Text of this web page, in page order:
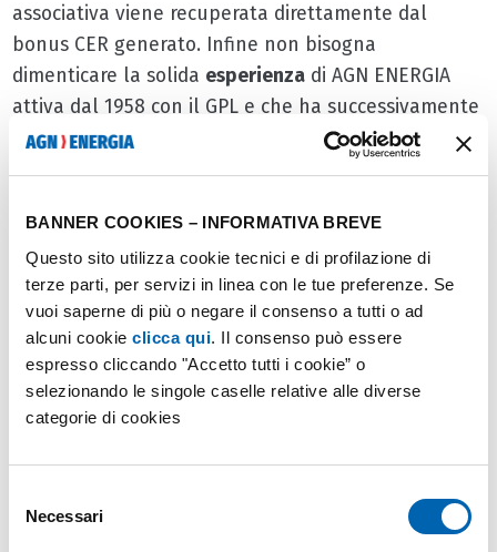
BANNER COOKIES – INFORMATIVA BREVE
Questo sito utilizza cookie tecnici e di profilazione di
terze parti, per servizi in linea con le tue preferenze. Se
vuoi saperne di più o negare il consenso a tutti o ad
alcuni cookie clicca qui. Il consenso può essere
espresso cliccando "Accetto tutti i cookie” o
selezionando le singole caselle relative alle diverse
categorie di cookies
delNecessari
associativa viene recuperata direttamente dal
bonus CER generato. Infine non bisogna
dimenticare la solida esperienzadi AGN ENERGIA
attiva dal 1958 con il GPL e che ha successivamente
diversificato la propria attività nel settore
questo specifico ambito: basti pensare alla
comunità energetica sperimentale di Isola d'Asti
(frazione Repergo)che prima in Italia per potenza
condivisa (con 171 kW) e la 34^ comunità realizzata
su territorio nazionale.
Come funziona la remunerazione in
una CER e la tariffa agevolata
Uno degli aspetti più allettanti delle CER è il